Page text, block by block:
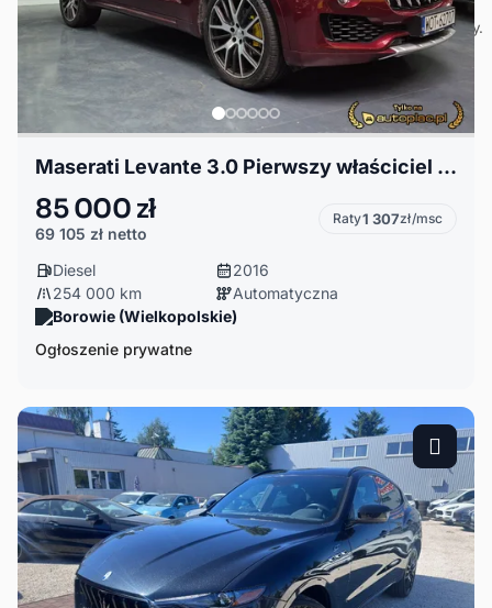
Maserati Levante 3.0 Pierwszy właściciel / Polski salon / Faktura VAT 69000 netto
85 000 zł
69 105 zł netto
Raty1 307zł/msc
Diesel
2016
254 000 km
Automatyczna
Borowie (Wielkopolskie)
Ogłoszenie prywatne